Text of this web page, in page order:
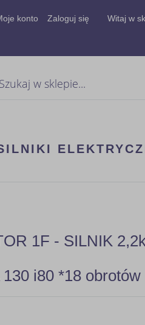
konto Zaloguj się Witaj w
1F - SILNIK
i80 *18 obrotów